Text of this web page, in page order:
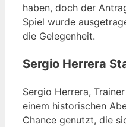
haben, doch der
Spiel wurde
die Gelegenheit.
Sergio Herrera
Sergio Herrera,
einem historischen
Chance genutzt, die